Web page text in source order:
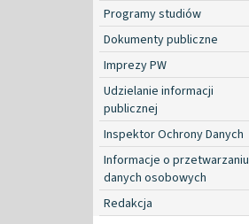
Programy studiów
Dokumenty publiczne
Imprezy PW
Udzielanie informacji
publicznej
Inspektor Ochrony Danych
Informacje o przetwarzaniu
danych osobowych
Redakcja